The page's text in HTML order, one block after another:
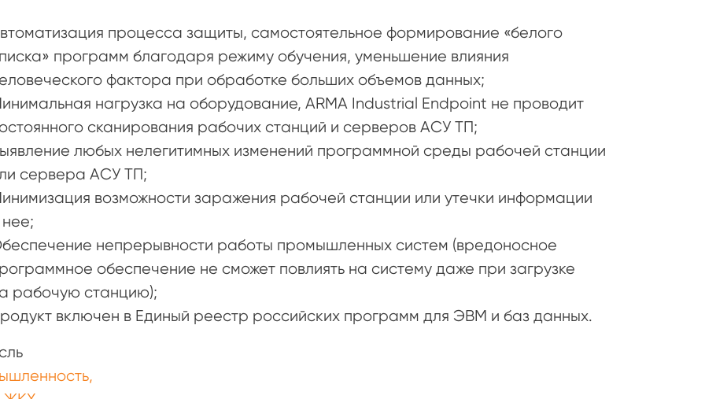
процесса защиты, самостоятельное формирование «белого
программ благодаря режиму обучения, уменьшение влияния
фактора при обработке больших объемов данных;
нагрузка на оборудование, ARMA Industrial Endpoint не проводит
сканирования рабочих станций и серверов АСУ ТП;
любых нелегитимных изменений программной среды рабочей станции
сервера АСУ ТП;
возможности заражения рабочей станции или утечки информации
непрерывности работы промышленных систем (вредоносное
обеспечение не сможет повлиять на систему даже при загрузке
рабочую станцию);
включен в Единый реестр российских программ для ЭВМ и баз данных.